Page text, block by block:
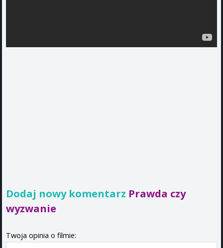
Dodaj nowy komentarz Prawda czy
wyzwanie
Twoja opinia o filmie: